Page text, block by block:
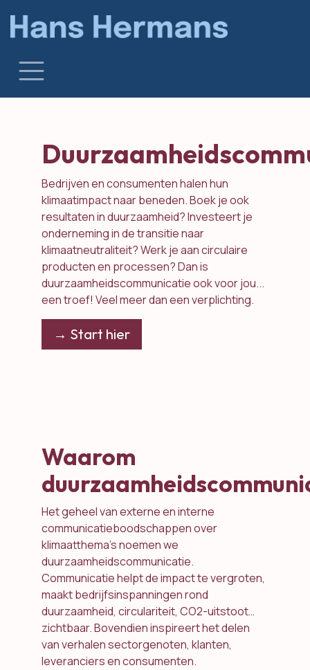
Bedrijven en consumenten halen hun
klimaatimpact naar beneden. Boek je ook
resultaten in duurzaamheid? Investeert je
onderneming in de transitie naar
klimaatneutraliteit? Werk je aan circulaire
producten en processen? Dan is
duurzaamheidscommunicatie ook voor jou...
een troef! Veel meer dan een verplichting.
​→ Start hier​
Waarom
Het geheel van externe en interne
communicatieboodschappen over
klimaatthema’s noemen we
duurzaamheidscommunicatie.
Communicatie helpt de impact te vergroten,
maakt bedrijfsinspanningen rond
duurzaamheid, circulariteit, CO2-uitstoot…
zichtbaar. Bovendien inspireert het delen
van verhalen sectorgenoten, klanten,
leveranciers en consumenten.